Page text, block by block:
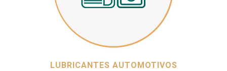
LUBRICANTES AUTOMOTIVOS